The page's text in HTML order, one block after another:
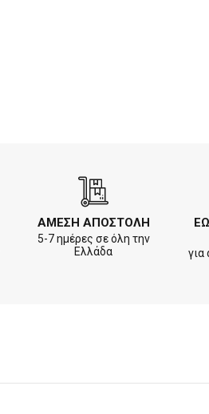
ΑΜΕΣΗ ΑΠΟΣΤΟΛΗ
5-7 ημέρες σε όλη την
Ελλάδα
για